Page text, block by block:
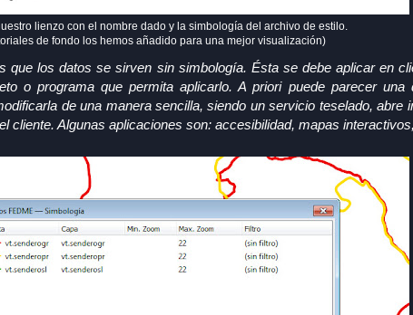
lienzo con el nombre dado y la simbología del archivo de estilo.
de fondo los hemos añadido para una mejor visualización)
que los datos se sirven sin simbología. Ésta se debe aplicar en
o programa que permita aplicarlo. A priori puede parecer una
de una manera sencilla, siendo un servicio teselado, abre
cliente. Algunas aplicaciones son: accesibilidad, mapas